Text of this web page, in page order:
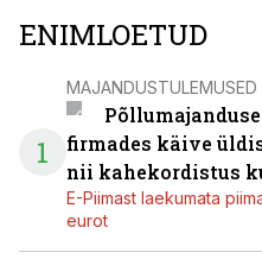
ENIMLOETUD
1
MAJANDUSTULEMUSED
firmades käive
nii kahekordistus
E-Piimast laekumata
eurot